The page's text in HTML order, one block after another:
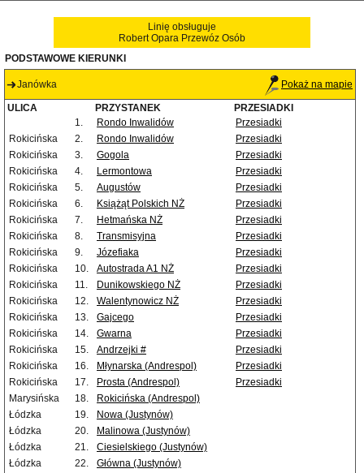
Linię obsługuje
Robert Opara Przewóz Osób
PODSTAWOWE KIERUNKI
Janówka Pokaż na mapie
ULICA PRZYSTANEK
PRZESIADKI
1.
Rondo Inwalidów
Przesiadki
Rokicińska
2. Rondo Inwalidów
Przesiadki
Rokicińska
3. Gogola
Przesiadki
Rokicińska
4. Lermontowa
Przesiadki
Rokicińska
5. Augustów
Przesiadki
Rokicińska
6. Książąt Polskich NŻ
Przesiadki
Rokicińska
7. Hetmańska NŻ
Przesiadki
Rokicińska
8. Transmisyjna
Przesiadki
Rokicińska
9. Józefiaka
Przesiadki
Rokicińska
10. Autostrada A1 NŻ
Przesiadki
Rokicińska
11. Dunikowskiego NŻ
Przesiadki
Rokicińska
12. Walentynowicz NŻ
Przesiadki
Rokicińska
13. Gajcego
Przesiadki
Rokicińska
14. Gwarna
Przesiadki
Rokicińska
15. Andrzejki #
Przesiadki
Rokicińska
16. Młynarska (Andrespol)
Przesiadki
Rokicińska
17. Prosta (Andrespol)
Przesiadki
Marysińska
18.
Rokicińska (Andrespol)
Łódzka
19.
Nowa (Justynów)
Łódzka
20.
Malinowa (Justynów)
Łódzka
21.
Ciesielskiego (Justynów)
Łódzka
22.
Główna (Justynów)